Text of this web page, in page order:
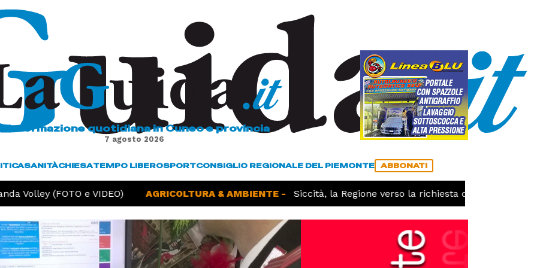
L'informazione quotidiana in Cuneo e provincia
7 agosto 2026
SANITÀCHIESATEMPO LIBEROSPORTCONSIGLIO REGIONALE DEL PIEMONTE ABBONATI
(FOTO e VIDEO) AGRICOLTURA & AMBIENTE - Siccità, la Regione verso la richiesta dello stato di